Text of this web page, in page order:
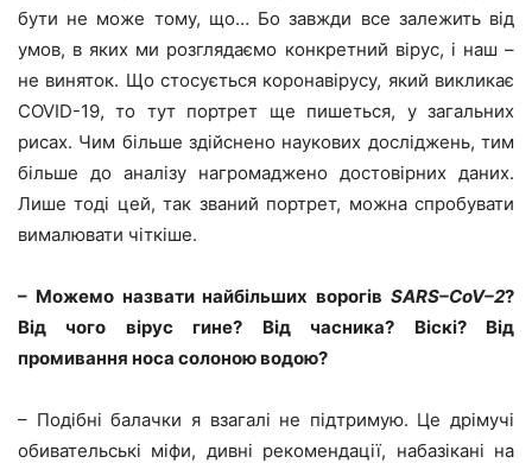
бути не може тому, що… Бо завжди все залежить від
умов, в яких ми розглядаємо конкретний вірус, і наш –
не виняток. Що стосується коронавірусу, який викликає
COVID-19, то тут портрет ще пишеться, у загальних
рисах. Чим більше здійснено наукових досліджень, тим
більше до аналізу нагромаджено достовірних даних.
Лише тоді цей, так званий портрет, можна спробувати
вималювати чіткіше.
– Можемо назвати найбільших ворогів SARS–CoV–2?
Від чого вірус гине? Від часника? Віскі? Від
промивання носа солоною водою?
– Подібні балачки я взагалі не підтримую. Це дрімучі
обивательські міфи, дивні рекомендації, набазікані на